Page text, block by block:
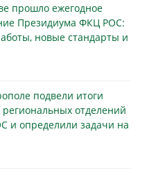
прошло ежегодное
Президиума ФКЦ РОС:
новые стандарты и
подвели итоги
отделений
и определили задачи на